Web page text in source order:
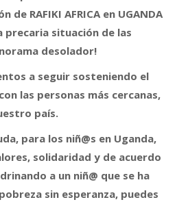
de RAFIKI AFRICA en UGANDA
precaria situación de las
desolador!
a seguir sosteniendo el
las personas más cercanas,
país.
para los niñ@s en Uganda,
solidaridad y de acuerdo
a un niñ@ que se ha
sin esperanza, puedes